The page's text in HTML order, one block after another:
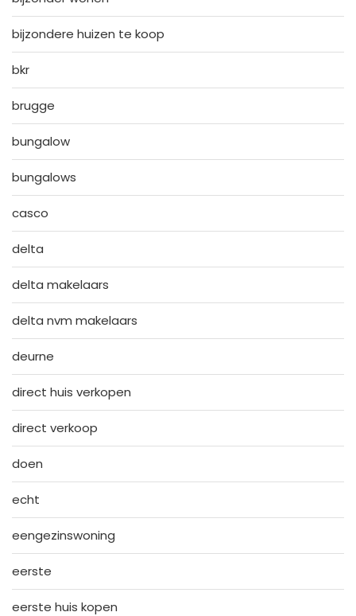
bijzondere huizen te koop
bkr
brugge
bungalow
bungalows
casco
delta
delta makelaars
delta nvm makelaars
deurne
direct huis verkopen
direct verkoop
doen
echt
eengezinswoning
eerste
eerste huis kopen